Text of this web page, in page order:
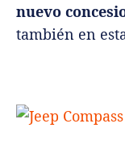
nuevo
también en